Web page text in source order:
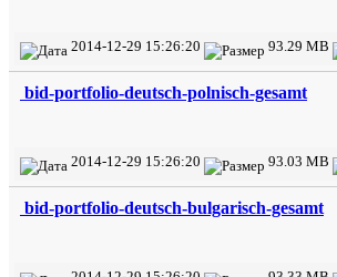
2014-12-29 15:26:20 93.29 MB
bid-portfolio-deutsch-polnisch-gesamt
2014-12-29 15:26:20 93.03 MB
bid-portfolio-deutsch-bulgarisch-gesamt